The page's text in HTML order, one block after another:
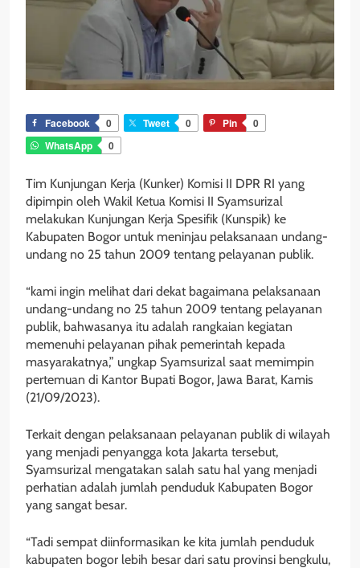
Facebook 0 Tweet 0 Pin
0
WhatsApp
0
Tim Kunjungan Kerja (Kunker) Komisi II DPR RI yang
dipimpin oleh Wakil Ketua Komisi II Syamsurizal
melakukan Kunjungan Kerja Spesifik (Kunspik) ke
Kabupaten Bogor untuk meninjau pelaksanaan undang-
undang no 25 tahun 2009 tentang pelayanan publik.
“kami ingin melihat dari dekat bagaimana pelaksanaan
undang-undang no 25 tahun 2009 tentang pelayanan
publik, bahwasanya itu adalah rangkaian kegiatan
memenuhi pelayanan pihak pemerintah kepada
masyarakatnya,” ungkap Syamsurizal saat memimpin
pertemuan di Kantor Bupati Bogor, Jawa Barat, Kamis
(21/09/2023).
Terkait dengan pelaksanaan pelayanan publik di wilayah
yang menjadi penyangga kota Jakarta tersebut,
Syamsurizal mengatakan salah satu hal yang menjadi
perhatian adalah jumlah penduduk Kabupaten Bogor
yang sangat besar.
“Tadi sempat diinformasikan ke kita jumlah penduduk
kabupaten bogor lebih besar dari satu provinsi bengkulu,